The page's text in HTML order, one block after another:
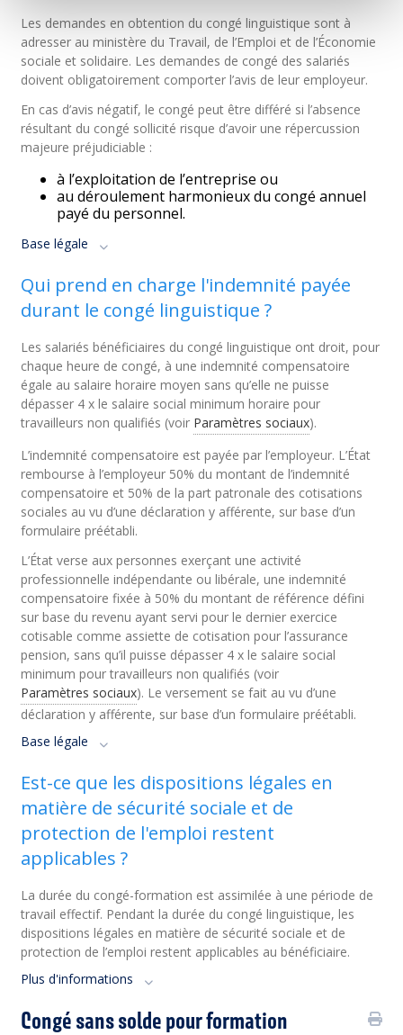
Les demandes en obtention du congé linguistique sont à
adresser au ministère du Travail, de l’Emploi et de l’Économie
sociale et solidaire. Les demandes de congé des salariés
doivent obligatoirement comporter l’avis de leur employeur.
En cas d’avis négatif, le congé peut être différé si l’absence
résultant du congé sollicité risque d’avoir une répercussion
majeure préjudiciable :
à l’exploitation de l’entreprise ou
au déroulement harmonieux du congé annuel
payé du personnel.
Base légale
Qui prend en charge l'indemnité payée
durant le congé linguistique ?
Les salariés bénéficiaires du congé linguistique ont droit, pour
chaque heure de congé, à une indemnité compensatoire
égale au salaire horaire moyen sans qu’elle ne puisse
dépasser 4 x le salaire social minimum horaire pour
travailleurs non qualifiés (voir Paramètres sociaux).
L’indemnité compensatoire est payée par l’employeur. L’État
rembourse à l’employeur 50% du montant de l’indemnité
compensatoire et 50% de la part patronale des cotisations
sociales au vu d’une déclaration y afférente, sur base d’un
formulaire préétabli.
L’État verse aux personnes exerçant une activité
professionnelle indépendante ou libérale, une indemnité
compensatoire fixée à 50% du montant de référence défini
sur base du revenu ayant servi pour le dernier exercice
cotisable comme assiette de cotisation pour l’assurance
pension, sans qu’il puisse dépasser 4 x le salaire social
minimum pour travailleurs non qualifiés (voir
Paramètres sociaux). Le versement se fait au vu d’une
déclaration y afférente, sur base d’un formulaire préétabli.
Base légale
Est-ce que les dispositions légales en
matière de sécurité sociale et de
protection de l'emploi restent
applicables ?
La durée du congé-formation est assimilée à une période de
travail effectif. Pendant la durée du congé linguistique, les
dispositions légales en matière de sécurité sociale et de
protection de l’emploi restent applicables au bénéficiaire.
Plus d'informations
Congé sans solde pour formation